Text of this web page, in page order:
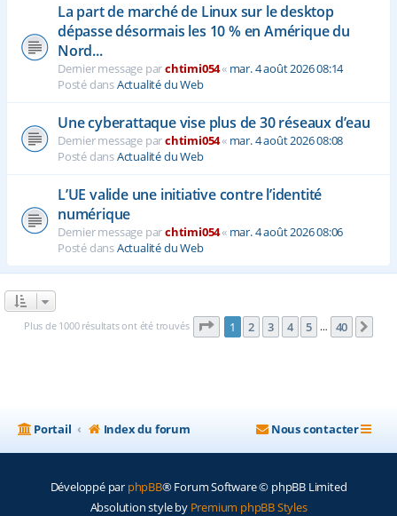
La part de marché de Linux sur le desktop
dépasse désormais les 10 % en Amérique du
Nord...
Dernier message parchtimi054« mar. 4 août 2026 08:14
Posté dansActualité du Web
Une cyberattaque vise plus de 30 réseaux d’eau
Dernier message parchtimi054« mar. 4 août 2026 08:08
Posté dansActualité du Web
L’UE valide une initiative contre l’identité
numérique
Dernier message parchtimi054« mar. 4 août 2026 08:06
Posté dansActualité du Web
Plus de 1000 résultats ont été trouvés Page 1sur40
1 2 3 4 5 … 40
Portail Index du forum Nous contacter
Développé par phpBB® Forum Software © phpBB Limited
Absolution style by Premium phpBB Styles